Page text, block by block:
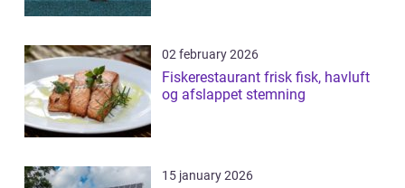
02 february 2026
Fiskerestaurant frisk fisk, havluft
og afslappet stemning
15 january 2026